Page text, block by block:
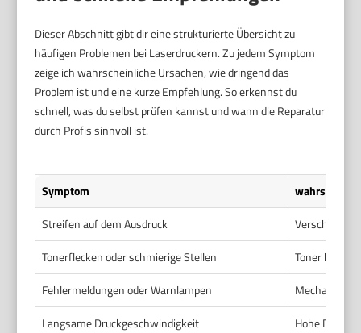
Dieser Abschnitt gibt dir eine strukturierte Übersicht zu
häufigen Problemen bei Laserdruckern. Zu jedem Symptom
zeige ich wahrscheinliche Ursachen, wie dringend das
Problem ist und eine kurze Empfehlung. So erkennst du
schnell, was du selbst prüfen kannst und wann die Reparatur
durch Profis sinnvoll ist.
Symptom
Streifen auf dem Ausdruck
Tonerflecken oder schmierige Stellen
Toner haftet
Fehlermeldungen oder Warnlampen
Langsame Druckgeschwindigkeit
Hohe